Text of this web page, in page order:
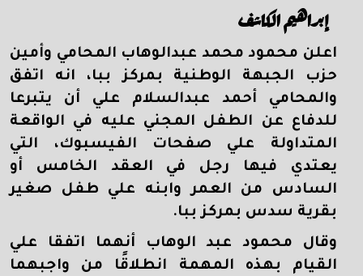
إبراهيم الكاشف
اعلن محمود محمد عبدالوهاب المحامي وأمين
حزب الجبهة الوطنية بمركز ببا، انه اتفق
والمحامي أحمد عبدالسلام علي أن يتبرعا
للدفاع عن الطفل المجني عليه في الواقعة
المتداولة علي صفحات الفيسبوك، التي
يعتدي فيها رجل في العقد الخامس أو
السادس من العمر وابنه علي طفل صغير
بقرية سدس بمركز ببا.
وقال محمود عبد الوهاب أنهما اتفقا علي
القيام بهذه المهمة انطلاقًا من واجبهما